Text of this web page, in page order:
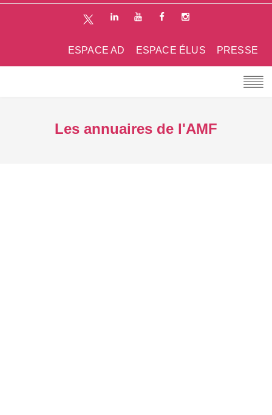
PRESSE
ESPACE ÉLUS
ESPACE AD
Les annuaires de l'AMF